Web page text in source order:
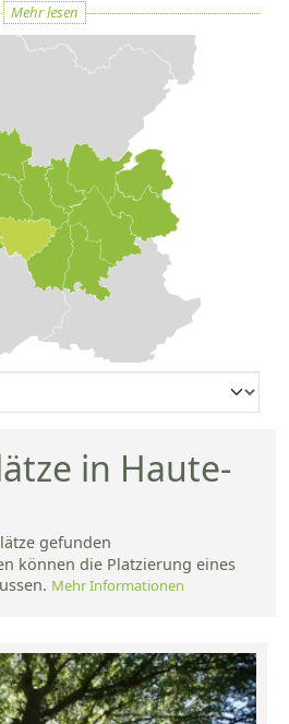
Mehr lesen
in Haute-
gefunden
können die Platzierung eines
Mehr Informationen